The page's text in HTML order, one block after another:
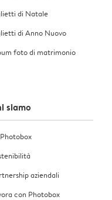
di Natale
di Anno Nuovo
foto di matrimonio
siamo
aziendali
con Photobox